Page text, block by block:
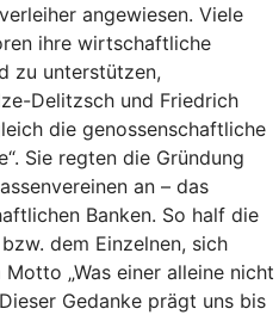
angewiesen. Viele
ihre wirtschaftliche
zu unterstützen,
Delitzsch und Friedrich
die genossenschaftliche
Sie regten die Gründung
an – das
Banken. So half die
dem Einzelnen, sich
„Was einer alleine nicht
Gedanke prägt uns bis